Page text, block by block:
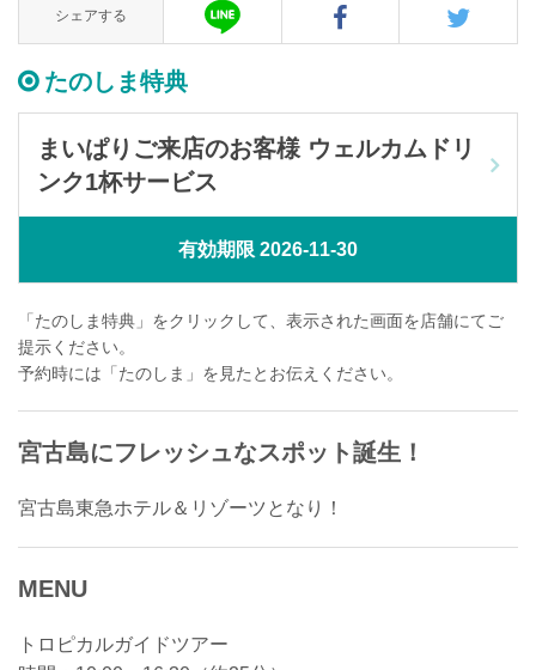
シェアする
たのしま特典
まいぱりご来店のお客様 ウェルカムドリ
ンク1杯サービス
有効期限 2026-11-30
「たのしま特典」をクリックして、表示された画面を店舗にてご
提示ください。
予約時には「たのしま」を見たとお伝えください。
宮古島にフレッシュなスポット誕生！
宮古島東急ホテル＆リゾーツとなり！
MENU
トロピカルガイドツアー